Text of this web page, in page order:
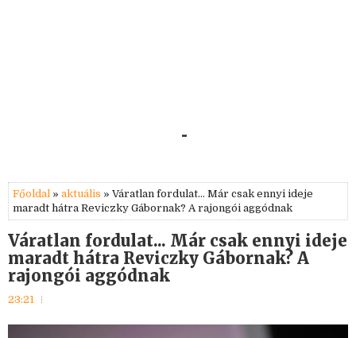
-
Főoldal » aktuális » Váratlan fordulat... Már csak ennyi ideje
maradt hátra Reviczky Gábornak? A rajongói aggódnak
Váratlan fordulat... Már csak ennyi ideje
maradt hátra Reviczky Gábornak? A
rajongói aggódnak
23:21